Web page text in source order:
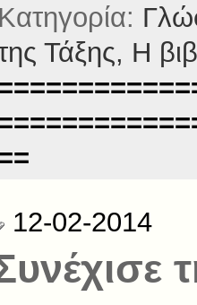
Κατηγορία:
Τάξης, Η
12-02-2014